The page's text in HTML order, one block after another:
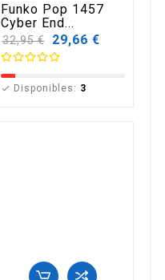
Funko Pop 1457
Cyber End...
Precio
base
32,95 € 29,66 €
 Disponibles: 3